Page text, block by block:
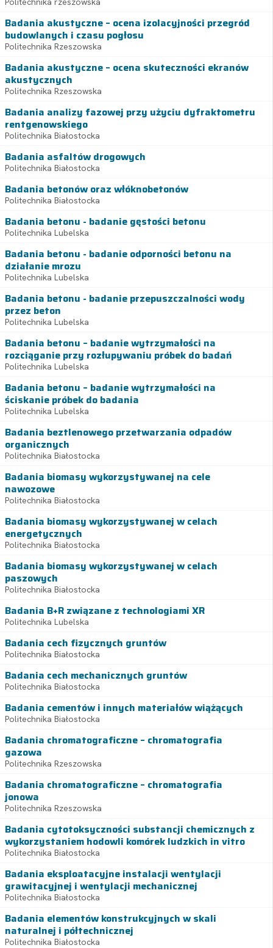
Badania akustyczne – ocena izolacyjności przegród
budowlanych i czasu pogłosu
Politechnika Rzeszowska
Badania akustyczne – ocena skuteczności ekranów
akustycznych
Politechnika Rzeszowska
Badania analizy fazowej przy użyciu dyfraktometru
rentgenowskiego
Politechnika Białostocka
Badania asfaltów drogowych
Politechnika Białostocka
Badania betonów oraz włóknobetonów
Politechnika Białostocka
Badania betonu - badanie gęstości betonu
Politechnika Lubelska
Badania betonu - badanie odporności betonu na
działanie mrozu
Politechnika Lubelska
Badania betonu - badanie przepuszczalności wody
przez beton
Politechnika Lubelska
Badania betonu – badanie wytrzymałości na
rozciąganie przy rozłupywaniu próbek do badań
Politechnika Lubelska
Badania betonu – badanie wytrzymałości na
ściskanie próbek do badania
Politechnika Lubelska
Badania beztlenowego przetwarzania odpadów
organicznych
Politechnika Białostocka
Badania biomasy wykorzystywanej na cele
nawozowe
Politechnika Białostocka
Badania biomasy wykorzystywanej w celach
energetycznych
Politechnika Białostocka
Badania biomasy wykorzystywanej w celach
paszowych
Politechnika Białostocka
Badania B+R związane z technologiami XR
Politechnika Lubelska
Badania cech fizycznych gruntów
Politechnika Białostocka
Badania cech mechanicznych gruntów
Politechnika Białostocka
Badania cementów i innych materiałów wiążących
Politechnika Białostocka
Badania chromatograficzne – chromatografia
gazowa
Politechnika Rzeszowska
Badania chromatograficzne – chromatografia
jonowa
Politechnika Rzeszowska
Badania cytotoksyczności substancji chemicznych z
wykorzystaniem hodowli komórek ludzkich in vitro
Politechnika Białostocka
Badania eksploatacyjne instalacji wentylacji
grawitacyjnej i wentylacji mechanicznej
Politechnika Białostocka
Badania elementów konstrukcyjnych w skali
naturalnej i półtechnicznej
Politechnika Białostocka